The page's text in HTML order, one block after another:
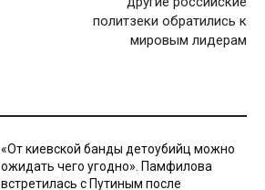
политзеки обратились к
мировым лидерам
«От киевской банды детоубийц можно
ожидать чего угодно». Памфилова
встретилась с Путиным после